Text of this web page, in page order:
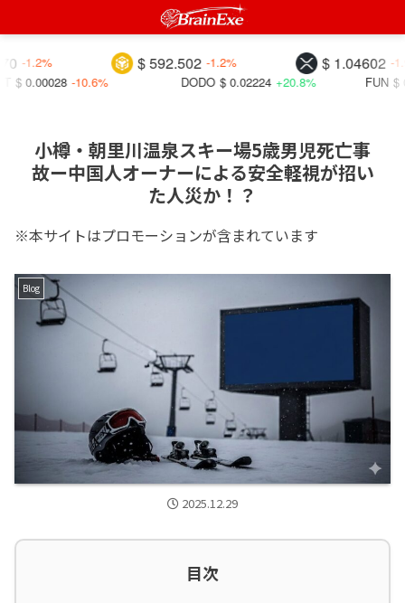
$ 1.04602 -1.9%
$ 592.502 -1.2%
FUN
$ 0.00429
$ 0.02224 +20.8%
-10.6%
小樽・朝里川温泉スキー場5歳男児死亡事
故ー中国人オーナーによる安全軽視が招い
た人災か！？
※本サイトはプロモーションが含まれています
Blog
2025.12.29
目次